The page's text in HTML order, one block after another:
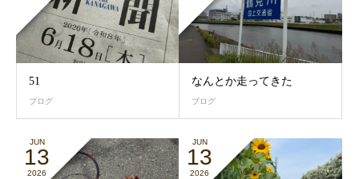
51
ブログ
なんとか走ってきた
ブログ
JUN
13
2026
JUN
13
2026